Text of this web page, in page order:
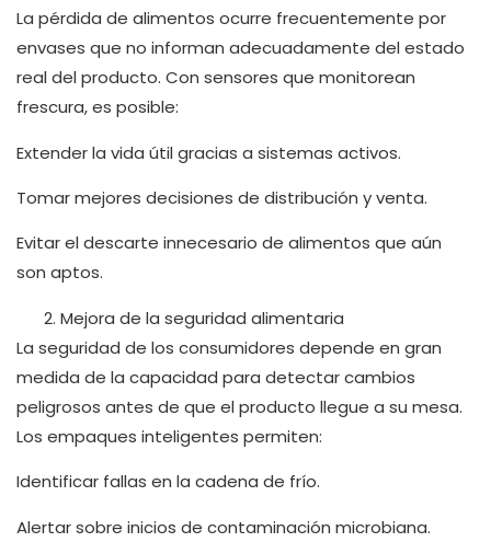
La pérdida de alimentos ocurre frecuentemente por
envases que no informan adecuadamente del estado
real del producto. Con sensores que monitorean
frescura, es posible:
Extender la vida útil gracias a sistemas activos.
Tomar mejores decisiones de distribución y venta.
Evitar el descarte innecesario de alimentos que aún
son aptos.
Mejora de la seguridad alimentaria
La seguridad de los consumidores depende en gran
medida de la capacidad para detectar cambios
peligrosos antes de que el producto llegue a su mesa.
Los empaques inteligentes permiten:
Identificar fallas en la cadena de frío.
Alertar sobre inicios de contaminación microbiana.